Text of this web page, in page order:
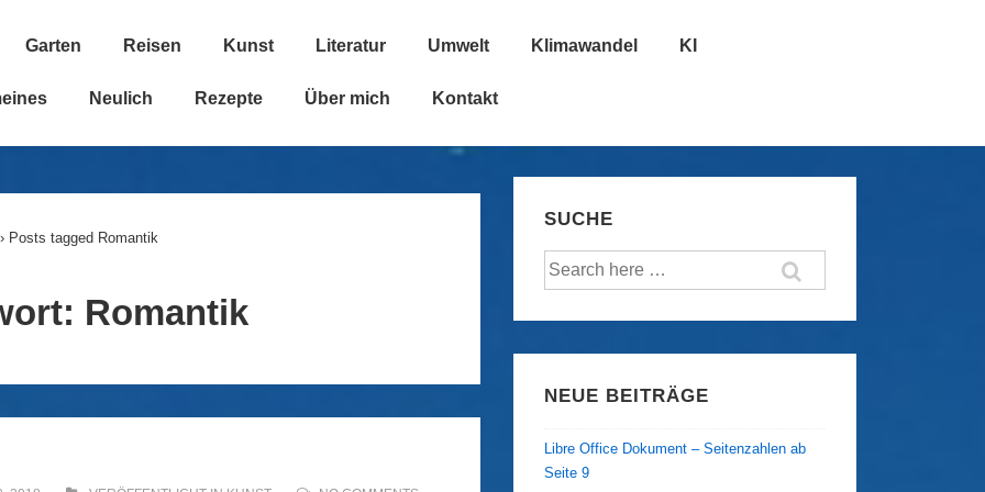
Garten Reisen Kunst Literatur Umwelt Klimawandel KI
Neulich Rezepte Über mich Kontakt
› Posts tagged Romantik
Romantik
SUCHE
Suche
nach:
NEUE BEITRÄGE
Libre Office Dokument – Seitenzahlen ab
Seite 9